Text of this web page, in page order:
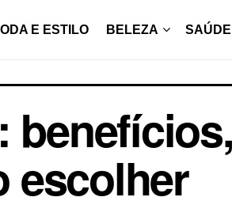
E ESTILO BELEZA
escolher